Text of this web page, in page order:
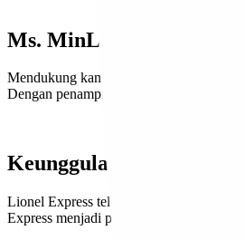
Ms. MinLi, Duta Ongkir
Mendukung kampanye “Banjir
Dengan penampilannya yang ramah
Keunggulan
Lionel Express telah dikenal sebagai
Express menjadi pilihan tepat untuk